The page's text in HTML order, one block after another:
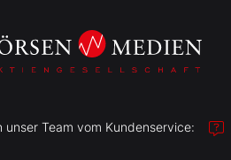
Team vom Kundenservice: